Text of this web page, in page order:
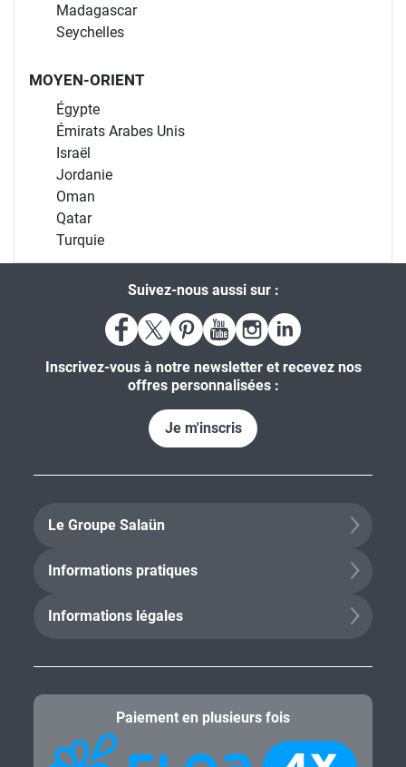
Madagascar
Seychelles
MOYEN-ORIENT
Égypte
Émirats Arabes Unis
Israël
Jordanie
Oman
Qatar
Turquie
Suivez-nous aussi sur :
Inscrivez-vous à notre newsletter et recevez nos
offres personnalisées :
Je m'inscris
Le Groupe Salaün
Informations pratiques
Informations légales
Paiement en plusieurs fois